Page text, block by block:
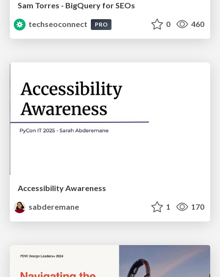
Sam Torres - BigQuery for SEOs
techseoconnect
PRO 0 460
Accessibility Awareness
sabderemane
1 170